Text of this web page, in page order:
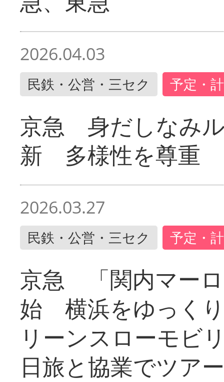
2026.04.03
民鉄・公営・三セク 予定・
京急 身だしなみ
新 多様性を尊重
2026.03.27
民鉄・公営・三セク 予定・
京急 「関内マー
始 横浜をゆっく
リーンスローモ
日旅と協業でツアー